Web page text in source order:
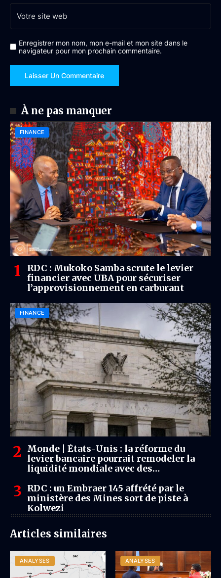
Enregistrer mon nom, mon e-mail et mon site dans le
navigateur pour mon prochain commentaire.
À ne pas manquer
FINANCE
RDC : Mukoko Samba scrute le levier
financier avec UBA pour sécuriser
l’approvisionnement en carburant
FINANCE
Monde | États-Unis : la réforme du
levier bancaire pourrait remodeler la
liquidité mondiale avec des
RDC : un Embraer 145 affrété par le
ministère des Mines sort de piste à
Kolwezi
Articles similaires
ANALYSES ANALYSES